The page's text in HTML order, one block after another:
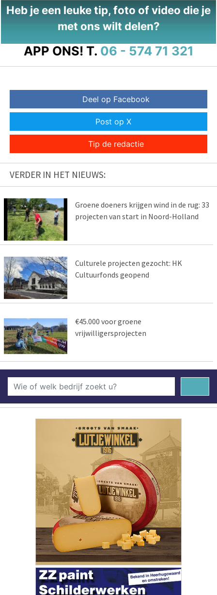
Heb je een leuke tip, foto of video die je
met ons wilt delen?
APP ONS! T. 06 - 574 71 321
Deel op Facebook
Post op X
Tip de redactie
VERDER IN HET NIEUWS:
Groene doeners krijgen wind in de rug: 33
projecten van start in Noord-Holland
Culturele projecten gezocht: HK
Cultuurfonds geopend
€45.000 voor groene
vrijwilligersprojecten